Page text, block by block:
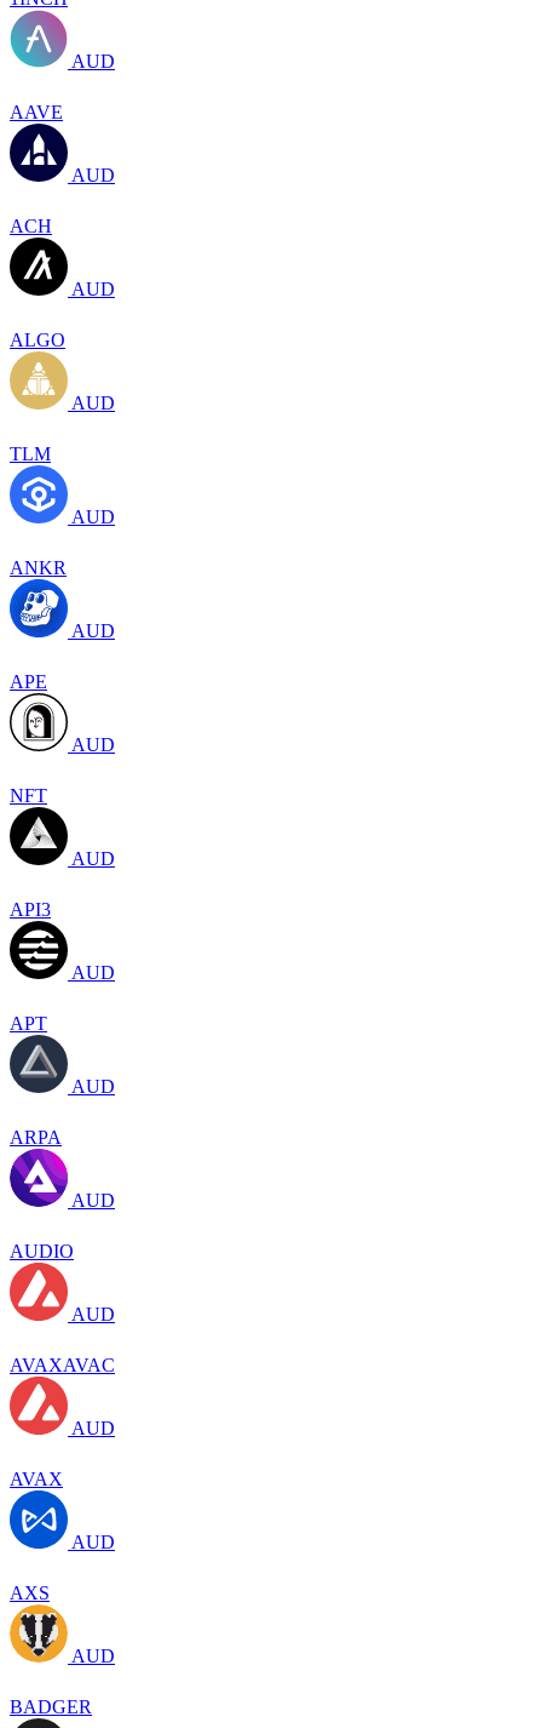
AUD
AAVE
AUD
ACH
AUD
ALGO
AUD
TLM
AUD
ANKR
AUD
APE
AUD
NFT
AUD
API3
AUD
APT
AUD
ARPA
AUD
AUDIO
AUD
AVAXAVAC
AUD
AVAX
AUD
AXS
AUD
BADGER